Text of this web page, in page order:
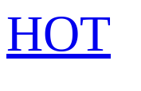
HOT